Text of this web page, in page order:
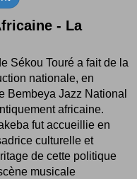
- La
Sékou Touré a fait de la
nationale, en
Bembeya Jazz National
africaine.
fut accueillie en
culturelle et
de cette politique
musicale